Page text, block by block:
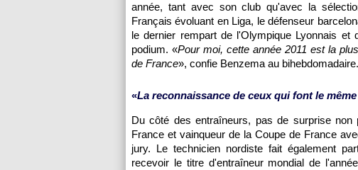
année, tant avec son club qu'avec la
Français évoluant en Liga, le défenseur
le dernier rempart de l'Olympique Lyonnais et
podium. «Pour moi, cette année 2011 est la
de France», confie Benzema au bihebdomadaire.
«La reconnaissance de ceux qui font le
Du côté des entraîneurs, pas de surprise
France et vainqueur de la Coupe de France
jury. Le technicien nordiste fait également
recevoir le titre d'entraîneur mondial de